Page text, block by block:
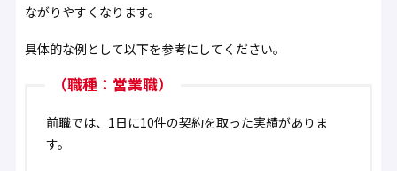
ながりやすくなります。
具体的な例として以下を参考にしてください。
（職種：営業職）
前職では、1日に10件の契約を取った実績がありま
す。